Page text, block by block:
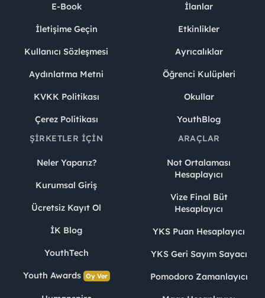
E-Book
İletişime Geçin
Kullanıcı Sözleşmesi
Aydınlatma Metni
KVKK Politikası
Çerez Politikası
İlanlar
Etkinlikler
Ayrıcalıklar
Öğrenci Kulüpleri
Okullar
YouthBlog
ŞIRKETLER İÇIN
Neler Yaparız?
Kurumsal Giriş
Ücretsiz Kayıt Ol
İK Blog
YouthTech
Youth Awards Oy Ver
ARAÇLAR
Not Ortalaması
Hesaplayıcı
Vize Final Büt
Hesaplayıcı
YKS Puan Hesaplayıcı
YKS Geri Sayım Sayacı
Pomodoro Zamanlayıcı